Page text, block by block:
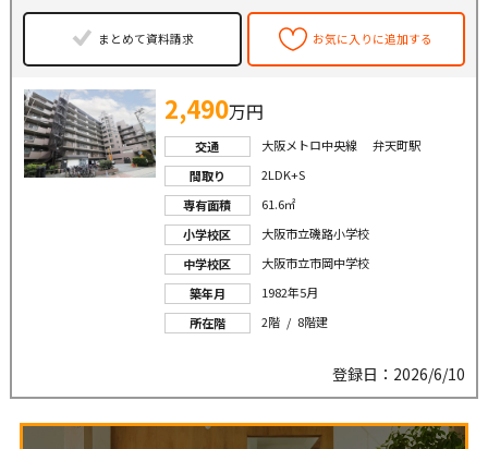
まとめて資料請求 お気に入りに追加する
2,490万円
交通
大阪メトロ中央線 弁天町駅
間取り
2LDK+S
専有面積
61.6㎡
小学校区
大阪市立磯路小学校
中学校区
大阪市立市岡中学校
築年月
1982年5月
所在階
2階 / 8階建
登録日：2026/6/10